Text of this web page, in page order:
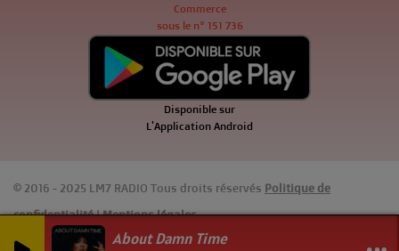
About Damn Time
Commerce
sous le n° 151 736
Disponible sur
L'Application Android
© 2016 - 2025 LM7 RADIO Tous droits réservés Politique de
confidentialité|Mentions légales